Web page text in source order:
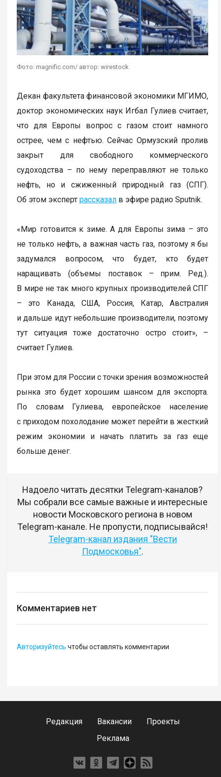
Фото: magnific.com/ автор: wirestock
Декан факультета финансовой экономики МГИМО,
доктор экономических наук Игбал Гулиев считает,
что для Европы вопрос с газом стоит намного
острее, чем с нефтью. Сейчас Ормузский пролив
закрыт для свободного коммерческого
судоходства – по нему переправляют не только
нефть, но и сжиженный природный газ (СПГ).
Об этом экспертрассказал в эфире радио Sputnik.
«Мир готовится к зиме. А для Европы зима – это
не только нефть, а важная часть газ, поэтому я бы
задумался вопросом, что будет, кто будет
наращивать (объемы поставок – прим. Ред.).
В мире не так много крупных производителей СПГ
– это Канада, США, Россия, Катар, Австралия
и дальше идут небольшие производители, поэтому
тут ситуация тоже достаточно остро стоит», –
считает Гулиев.
При этом для России с точки зрения возможностей
рынка это будет хорошим шансом для экспорта.
По словам Гулиева, европейское население
с приходом похолодание может перейти в жесткий
режим экономии и начать платить за газ еще
больше денег.
Надоело читать десятки Telegram-каналов?
Мы собрали все самые важные и интересные
новости Московского региона в новом
Telegram-канале. Не пропусти, подписывайся!
Telegram-канал издания "Вести
Подмосковья".
Комментариев нет
Авторизуйтесь чтобы оставлять комментарии
Редакция Вакансии
Проекты
Реклама